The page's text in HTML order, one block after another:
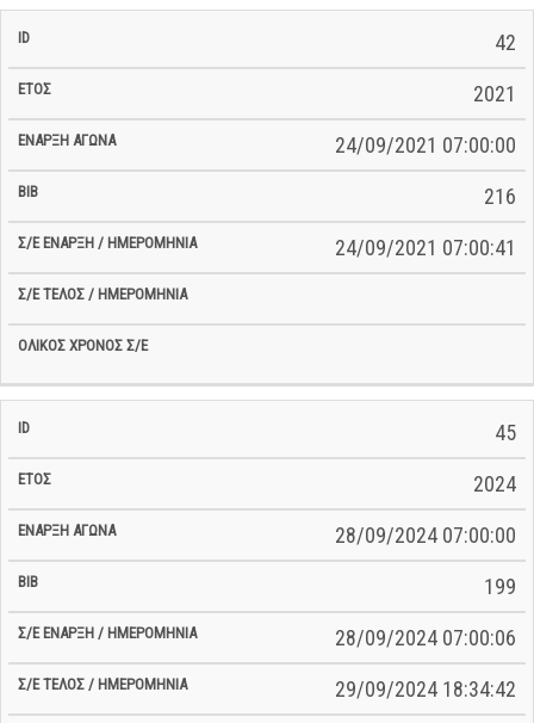
42
2021
24/09/2021 07:00:00
216
24/09/2021 07:00:41
45
2024
28/09/2024 07:00:00
199
28/09/2024 07:00:06
29/09/2024 18:34:42